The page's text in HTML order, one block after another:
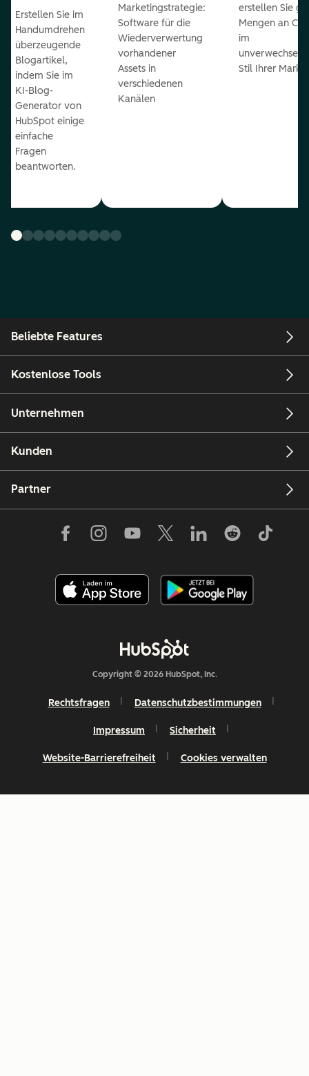
Erstellen Sie im
Handumdrehen
überzeugende
Blogartikel,
indem Sie im
KI-Blog-
Generator von
HubSpot einige
einfache
Fragen
beantworten.
Marketingstrategie:
Software für die
Wiederverwertung
vorhandener
Assets in
verschiedenen
Kanälen
erstellen Sie
Mengen an
im
Stil Ihrer Marke.
Beliebte Features
Kostenlose Tools
Unternehmen
Kunden
Partner
Copyright © 2026 HubSpot, Inc.
Rechtsfragen Datenschutzbestimmungen
Impressum Sicherheit
Website-Barrierefreiheit Cookies verwalten